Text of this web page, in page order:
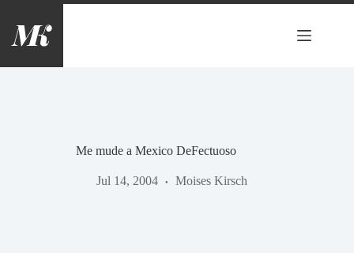
contenido
Me mude a Mexico DeFectuoso
Jul 14, 2004 Moises Kirsch